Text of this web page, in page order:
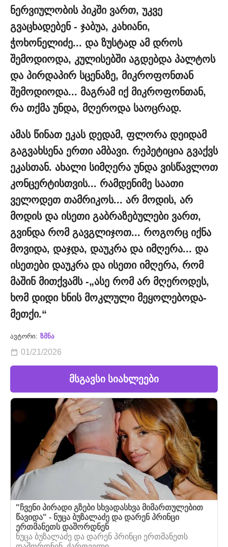
ნერვიულობის პიკში ვართ, უკვე
გვაცხადებენ - ჯაბუა, კახიანი,
ჭოხონელიძე... და ზუსტად ამ დროს
შემოდიოდა, კულისებში აგდებდა პალტოს
და პირდაპირ სცენაზე, მიკროფონთან
შემოდიოდა... მაგრამ იქ მიკროფონთან,
რა თქმა უნდა, მღეროდა საოცრად.
ამას წინათ ეკას დედამ, ფლორა დეიდამ
გაგვახსენა ერთი ამბავი. რეპეტიცია გვაქვს
ეკასთან. ახალი სიმღერა უნდა ვისწავლოთ
კონცერტისთვის... რამდენიმე საათი
ველოდეთ თამრიკოს... არ მოდის, არ
მოდის და ისეთი გაბრაზებულები ვართ,
გვინდა რომ გავგლიჯოთ... როგორც იქნა
მოვიდა, დაჯდა, დაუკრა და იმღერა... და
ისეთები დაუკრა და ისეთი იმღერა, რომ
მაშინ მითქვამს -„ასე რომ არ მღეროდეს,
ხომ დიდი ხნის მოკლული მეყოლებოდა-
მეთქი.“
ავტორი: ზმნა
01/21/2026
მსგავსი სიახლეები
"ჩვენი პირადი გზები სხვადასხვა მიმართულებით
წავიდა" - ნუცა ბუზალაძე და დარენ პრინცი
ერთმანეთს დაშორდნენ
ნუცა ბუზალაძე და დარენ პრინცი ერთმანეთს